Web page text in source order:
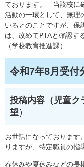
ております。 当該校に
活動の一環として、無理
いるとのことですが、保
は、改めてPTAと確認す
（学校教育推進課）
令和7年8月受付
投稿内容（児童ク
望）
お世話になっております
りますが、特定職員の指
春休みや夏休みなどの長